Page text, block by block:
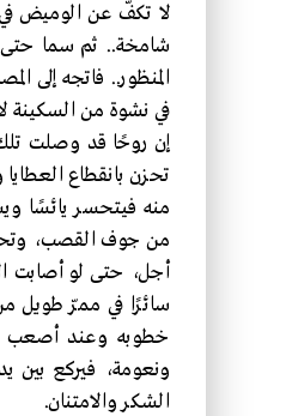
لا تكفّ عن الوميض في
شامخة.. ثم سما حتى
المنظور.. فاتجه إلى
في نشوة من السكينة
إن روحًا قد وصلت تلك
تحزن بانقطاع
منه فيتحسر يائسًا
من جوف القصب،
أجل، حتى لو أصابت
سائرًا في ممرّ طويل
خطوبه وعند أصعب
ونعومة، فيركع بين
الشكر والامتنان.